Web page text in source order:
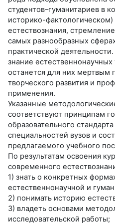
студентов–гуманитариев в
историко-фактологическом)
естествознания,
самых разнообразных
практической
знание
останется для них мертвым
творческого развития и
применения.
Указанные
соответствуют принципам
образовательного
специальностей вузов и
предлагаемого учебного
По результатам освоения
современного
1) знать о конкретных
естественнонаучной и
2) понимать историю
3) владеть основами
исследовательской работы;